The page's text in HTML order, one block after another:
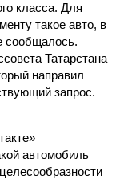
класса. Для
такое авто, в
сообщалось.
Татарстана
направил
запрос.
автомобиль